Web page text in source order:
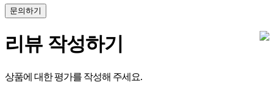
문의하기
리뷰 작성하기
상품에 대한 평가를 작성해 주세요.